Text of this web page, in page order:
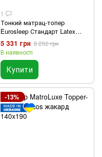
1
Тонкий матрац-топер
Eurosleep Стандарт Latex
140х190 см
5 331 грн 8 202 грн
В наявності
Купити
-13%